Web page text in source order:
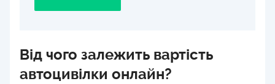
Від чого залежить вартість
автоцивілки онлайн?